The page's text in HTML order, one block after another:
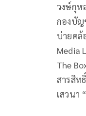
วงษ์กุห
กองบัญ
บ่ายคล้
Media
The
สารสิท
เสวนา